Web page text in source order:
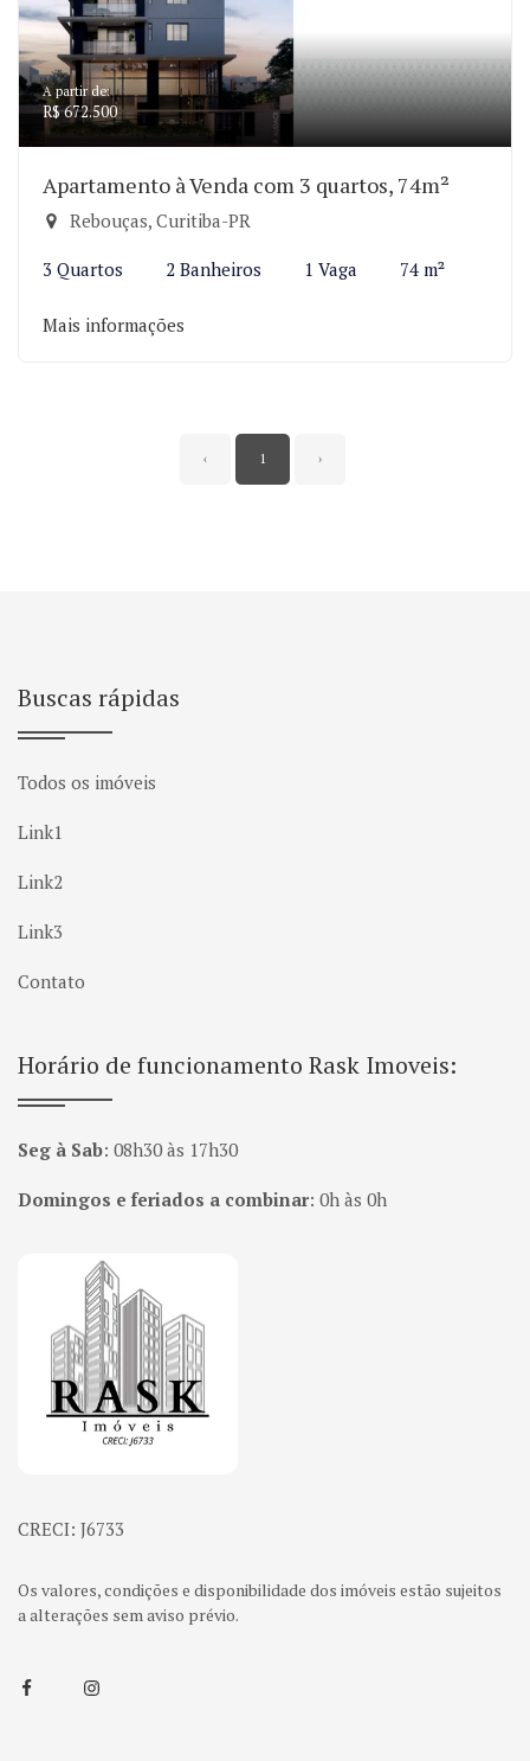
A partir de:
R$ 672.500
Apartamento à Venda com 3 quartos, 74m²
Rebouças, Curitiba-PR
3 Quartos 2 Banheiros 1 Vaga 74 m²
Mais informações
‹ 1 ›
Buscas rápidas
Todos os imóveis
Link1
Link2
Link3
Contato
Horário de funcionamento Rask Imoveis:
Seg à Sab: 08h30 às 17h30
Domingos e feriados a combinar: 0h às 0h
Página inicial
CRECI: J6733
Os valores, condições e disponibilidade dos imóveis estão sujeitos
a alterações sem aviso prévio.
FacebookInstagram